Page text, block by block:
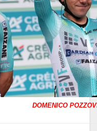
DOMENICO